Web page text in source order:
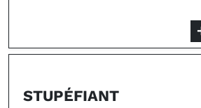
STUPÉFIANT